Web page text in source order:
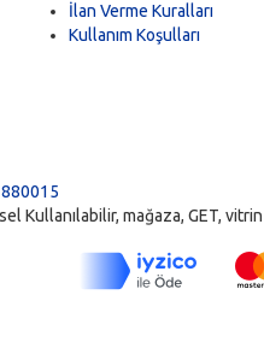
İlan Verme Kuralları
Kullanım Koşulları
Kullanılabilir, mağaza, GET,